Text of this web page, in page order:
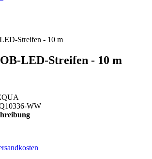
LED-Streifen - 10 m
WW